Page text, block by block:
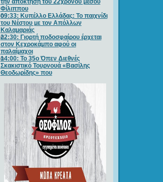
την απόκτηση του 22χρονου μέσου
Φίλιππου
09:33: Κυπέλλο Ελλάδας: Το παιχνίδι
του Νέστου με τον Απόλλων
Καλαμαριάς
22:30: Γιορτή ποδοσφαίρου έρχεται
στον Κεχροκάμπο αφού οι
παλαίμαχοι
14:00: Το 35ο Όπεν Διεθνές
Σκακιστικό Τουρνουά «Βασίλης
Θεοδωρίδης» που